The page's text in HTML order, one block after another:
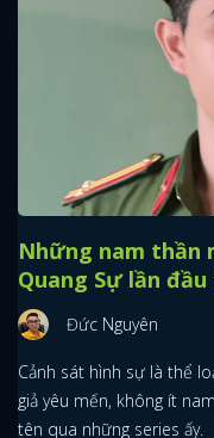
Những nam thần
Quang Sự lần
Đức Nguyên
Cảnh sát hình sự là thể
giả yêu mến, không ít
tên qua những series ấy.